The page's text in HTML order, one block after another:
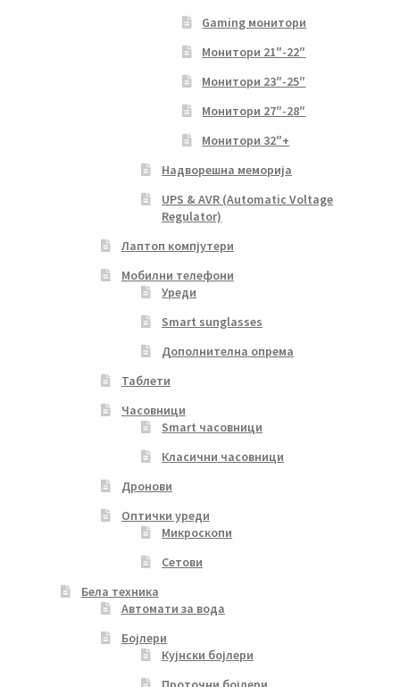
Gaming монитори
Монитори 21″-22″
Монитори 23″-25″
Монитори 27″-28″
Монитори 32″+
Надворешна меморија
UPS & AVR (Automatic Voltage
Regulator)
Лаптоп компјутери
Мобилни телефони
Уреди
Smart sunglasses
Дополнителна опрема
Таблети
Часовници
Smart часовници
Класични часовници
Дронови
Оптички уреди
Микроскопи
Сетови
Бела техника
Автомати за вода
Бојлери
Кујнски бојлери